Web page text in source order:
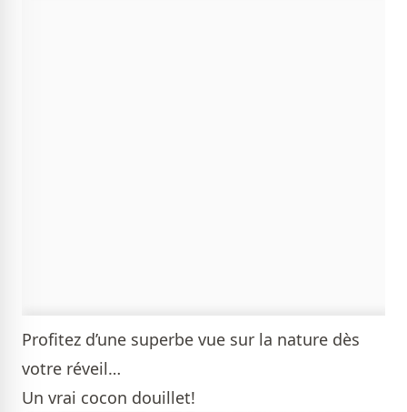
Profitez d’une superbe vue sur la nature dès
votre réveil…
Un vrai cocon douillet!